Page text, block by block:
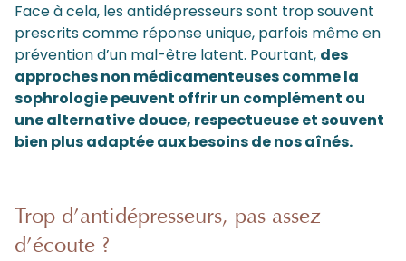
Face à cela, les antidépresseurs sont trop souvent
prescrits comme réponse unique, parfois même en
prévention d’un mal-être latent. Pourtant, des
approches non médicamenteuses comme la
sophrologie peuvent offrir un complément ou
une alternative douce, respectueuse et souvent
bien plus adaptée aux besoins de nos aînés.
Trop d’antidépresseurs, pas assez
d’écoute ?